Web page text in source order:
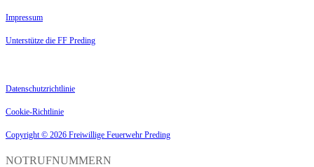
Impressum
Unterstütze die FF Preding
Datenschutzrichtlinie
Cookie-Richtlinie
Copyright © 2026 Freiwillige Feuerwehr Preding
NOTRUFNUMMERN